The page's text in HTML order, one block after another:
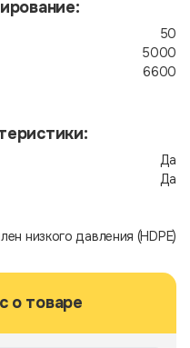
50
5000
6600
Да
Да
низкого давления (HDPE)
о товаре